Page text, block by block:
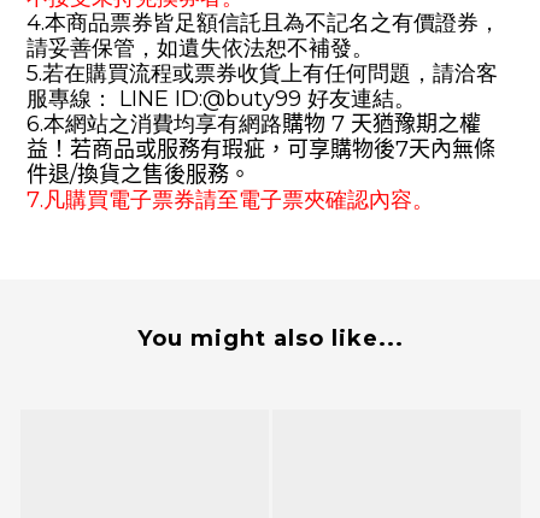
4.本商品票券皆足額信託且為不記名之有價證券，
請妥善保管，如遺失依法恕不補發。
5.若在購買流程或票券收貨上有任何問題，請洽客
服專線 ： LINE ID:@buty99 好友連結。
6.本網站之消費均享有網路購物 7 天猶豫期之權
益！若商品或服務有瑕疵，可享購物後7天內無條
件退/換貨之售後服務。
7.凡購買電子票券請至電子票夾確認內容。
You might also like...